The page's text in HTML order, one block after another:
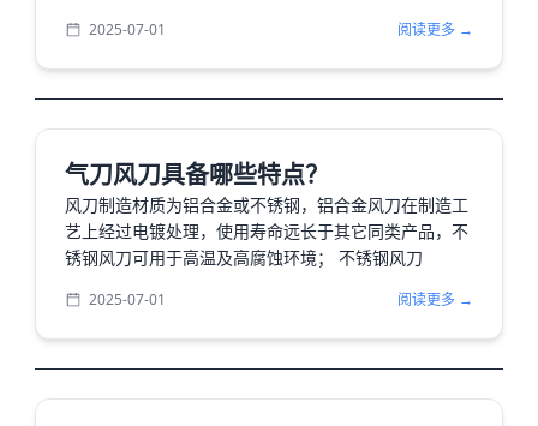
2025-07-01 阅读更多 →
气刀风刀具备哪些特点？
风刀制造材质为铝合金或不锈钢，铝合金风刀在制造工
艺上经过电镀处理，使用寿命远长于其它同类产品，不
锈钢风刀可用于高温及高腐蚀环境； 不锈钢风刀
2025-07-01 阅读更多 →